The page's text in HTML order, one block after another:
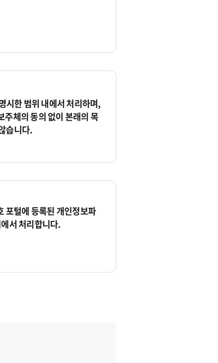
시한 범위 내에서 처리하며,
체의 동의 없이 본래의 목
습니다.
포털에 등록된 개인정보파
서 처리합니다.